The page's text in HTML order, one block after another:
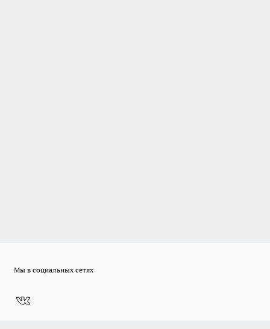
Мы в социальных сетях